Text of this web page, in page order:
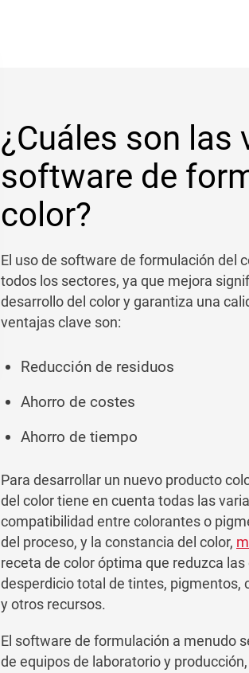
¿Cuáles son las
software de
color?
El uso de software de formulación del
todos los sectores, ya que mejora
desarrollo del color y garantiza una
ventajas clave son:
Reducción de residuos
Ahorro de costes
Ahorro de tiempo
Para desarrollar un nuevo producto
del color tiene en cuenta todas las
compatibilidad entre colorantes o
del proceso, y la constancia del color,
receta de color óptima que reduzca
desperdicio total de tintes, pigmentos,
y otros recursos.
El software de formulación a menudo
de equipos de laboratorio y